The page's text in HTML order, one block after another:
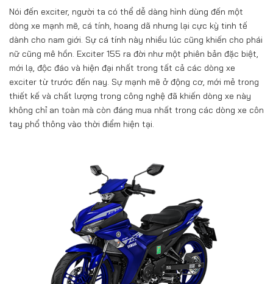
Nói đến exciter, người ta có thể dễ dàng hình dùng đến một
dòng xe mạnh mẽ, cá tính, hoang dã nhưng lại cực kỳ tinh tế
dành cho nam giới. Sự cá tính này nhiều lúc cũng khiến cho phái
nữ cũng mê hồn. Exciter 155 ra đời như một phiên bản đặc biệt,
mới lạ, độc đáo và hiện đại nhất trong tất cả các dòng xe
exciter từ trước đến nay. Sự mạnh mẽ ở động cơ, mới mẻ trong
thiết kế và chất lượng trong công nghệ đã khiến dòng xe này
không chỉ an toàn mà còn đáng mua nhất trong các dòng xe côn
tay phổ thông vào thời điểm hiện tại.